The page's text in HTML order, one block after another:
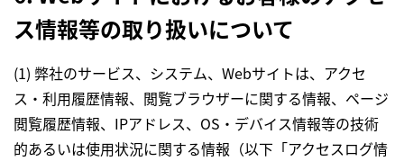
ス情報等の取り扱いについて
(1) 弊社のサービス、システム、Webサイトは、アクセ
ス・利用履歴情報、閲覧ブラウザーに関する情報、ページ
閲覧履歴情報、IPアドレス、OS・デバイス情報等の技術
的あるいは使用状況に関する情報（以下「アクセスログ情